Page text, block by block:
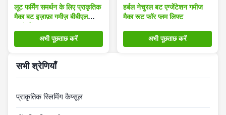
लूट फर्मिंग समर्थन के लिए प्राकृतिक
मैका बट इज़ाफ़ा गमीज़ बीबीएल
अभी पूछताछ करें
हर्बल नेचुरल बट एग्जेंटेशन गमीज
मैका रूट फॉर प्लम लिफ्ट
अभी पूछताछ करें
सभी श्रेणियाँ
प्राकृतिक स्लिमिंग कैप्सूल